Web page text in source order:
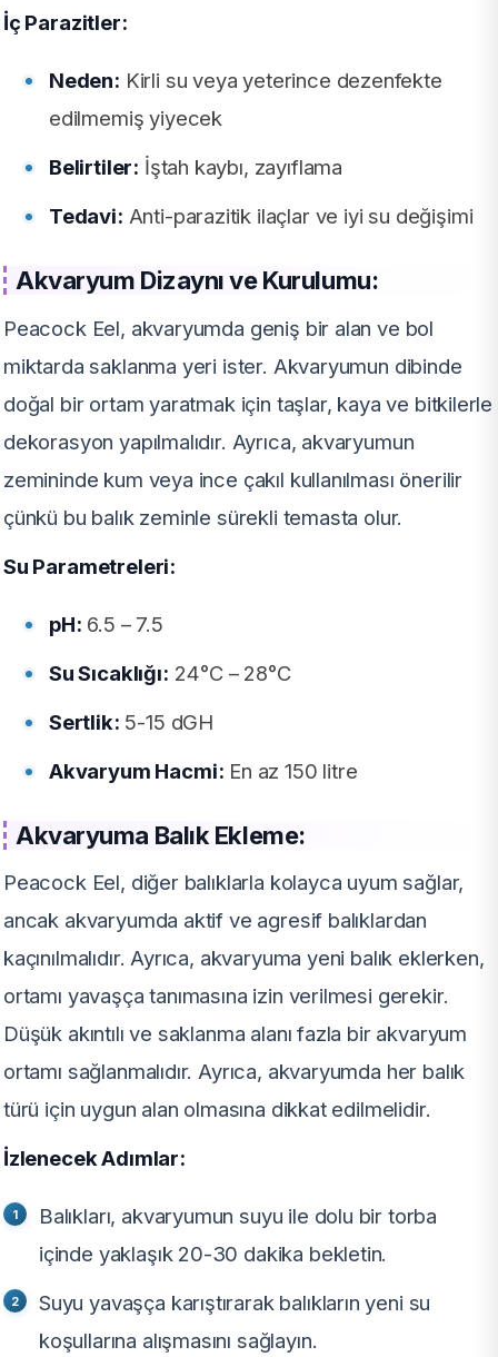
İç Parazitler:
Neden: Kirli su veya yeterince dezenfekte
edilmemiş yiyecek
Belirtiler: İştah kaybı, zayıflama
Tedavi: Anti-parazitik ilaçlar ve iyi su değişimi
Akvaryum Dizaynı ve Kurulumu:
Peacock Eel, akvaryumda geniş bir alan ve bol
miktarda saklanma yeri ister. Akvaryumun dibinde
doğal bir ortam yaratmak için taşlar, kaya ve bitkilerle
dekorasyon yapılmalıdır. Ayrıca, akvaryumun
zemininde kum veya ince çakıl kullanılması önerilir
çünkü bu balık zeminle sürekli temasta olur.
Su Parametreleri:
pH: 6.5 – 7.5
Su Sıcaklığı: 24°C – 28°C
Sertlik: 5-15 dGH
Akvaryum Hacmi: En az 150 litre
Akvaryuma Balık Ekleme:
Peacock Eel, diğer balıklarla kolayca uyum sağlar,
ancak akvaryumda aktif ve agresif balıklardan
kaçınılmalıdır. Ayrıca, akvaryuma yeni balık eklerken,
ortamı yavaşça tanımasına izin verilmesi gerekir.
Düşük akıntılı ve saklanma alanı fazla bir akvaryum
ortamı sağlanmalıdır. Ayrıca, akvaryumda her balık
türü için uygun alan olmasına dikkat edilmelidir.
İzlenecek Adımlar:
Balıkları, akvaryumun suyu ile dolu bir torba
içinde yaklaşık 20-30 dakika bekletin.
Suyu yavaşça karıştırarak balıkların yeni su
koşullarına alışmasını sağlayın.